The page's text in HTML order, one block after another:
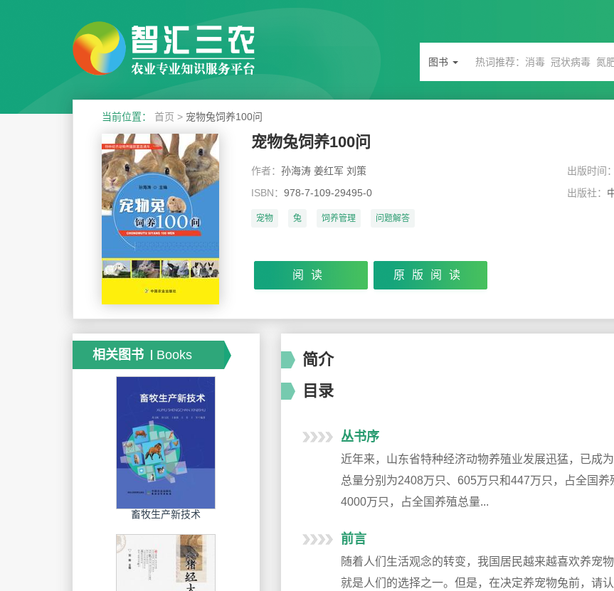
图书
当前位置： 首页 > 宠物兔饲养100问
宠物兔饲养100问
作者： 孙海涛 姜红军 刘策 出版时间：
ISBN： 978-7-109-29495-0 出版社：
宠物 兔 饲养管理 问题解答
阅读 原版阅读
简介
目录
丛书序
近年来，山东省特种经济动物养殖业发展迅猛，已成
总量分别为2408万只、605万只和447万只，占全国
4000万只，占全国养殖总量...
前言
随着人们生活观念的转变，我国居民越来越喜欢养宠
就是人们的选择之一。但是，在决定养宠物兔前，请
相关图书 Books
畜牧生产新技术